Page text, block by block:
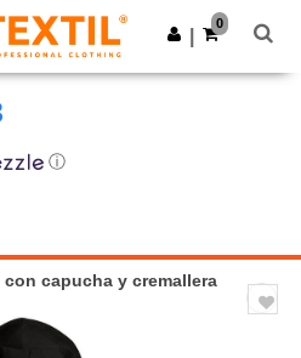
Descargar app
0
ⓘ
con capucha y cremallera